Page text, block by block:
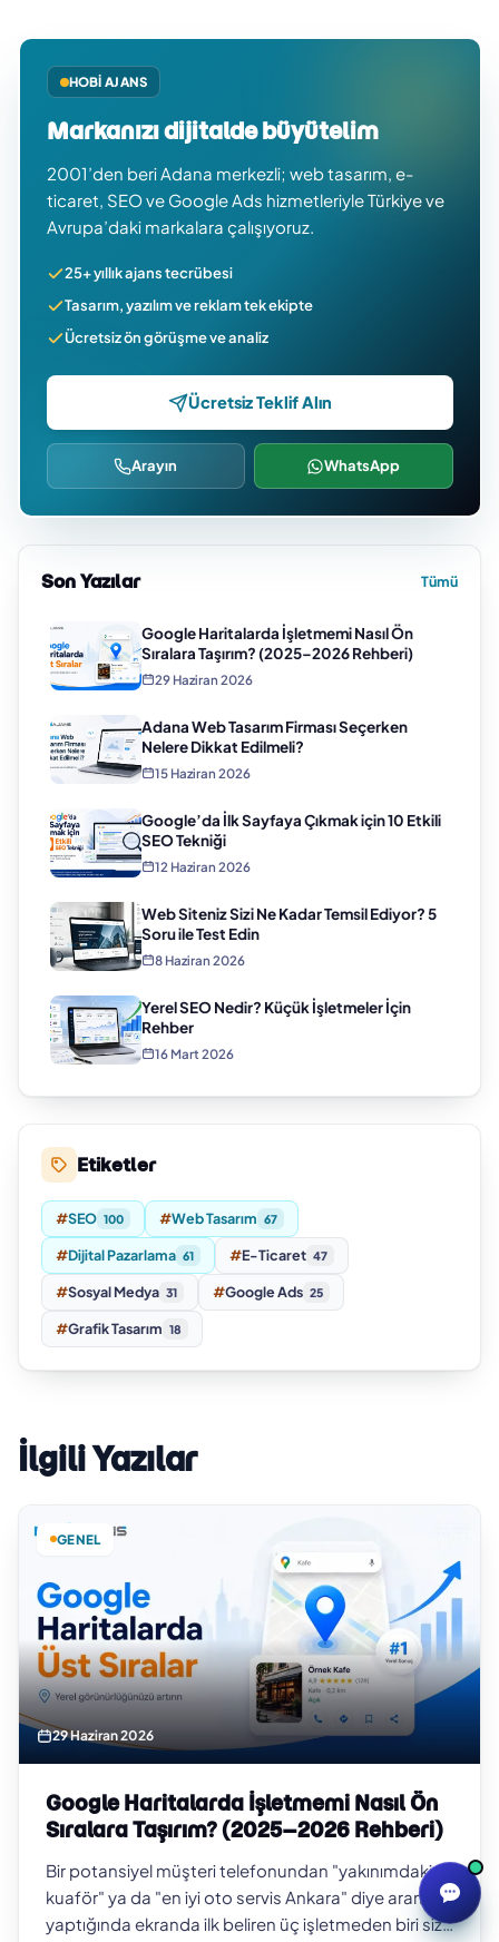
HOBI AJANS
Markanızı dijitalde büyütelim
2001’den beri Adana merkezli; web tasarım, e-
ticaret, SEO ve Google Ads hizmetleriyle Türkiye ve
Avrupa’daki markalara çalışıyoruz.
25+ yıllık ajans tecrübesi
Tasarım, yazılım ve reklam tek ekipte
Ücretsiz ön görüşme ve analiz
Ücretsiz Teklif Alın
Arayın WhatsApp
Son Yazılar Tümü
Google Haritalarda İşletmemi Nasıl Ön
Sıralara Taşırım? (2025–2026 Rehberi)
29 Haziran 2026
Adana Web Tasarım Firması Seçerken
Nelere Dikkat Edilmeli?
15 Haziran 2026
Google’da İlk Sayfaya Çıkmak için 10 Etkili
SEO Tekniği
12 Haziran 2026
Web Siteniz Sizi Ne Kadar Temsil Ediyor? 5
Soru ile Test Edin
8 Haziran 2026
Yerel SEO Nedir? Küçük İşletmeler İçin
Rehber
16 Mart 2026
Etiketler
#SEO 100 #Web Tasarım 67
#Dijital Pazarlama 61 #E-Ticaret 47
#Sosyal Medya 31 #Google Ads 25
#Grafik Tasarım 18
İlgili Yazılar
GENEL
29 Haziran 2026
Google Haritalarda İşletmemi Nasıl Ön
Sıralara Taşırım? (2025–2026 Rehberi)
Bir potansiyel müşteri telefonundan "yakınımdaki
kuaför" ya da "en iyi oto servis Ankara" diye arama
yaptığında ekranda ilk beliren üç işletmeden biri siz